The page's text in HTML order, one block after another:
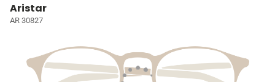
Aristar
AR 30827